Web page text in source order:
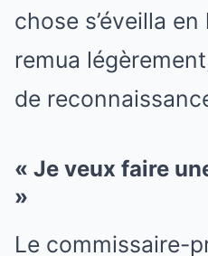
chose s’éveilla
remua
de
« Je veux faire
»
Le commissaire-